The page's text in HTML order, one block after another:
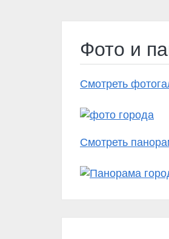
Фото и
Смотреть
Смотреть